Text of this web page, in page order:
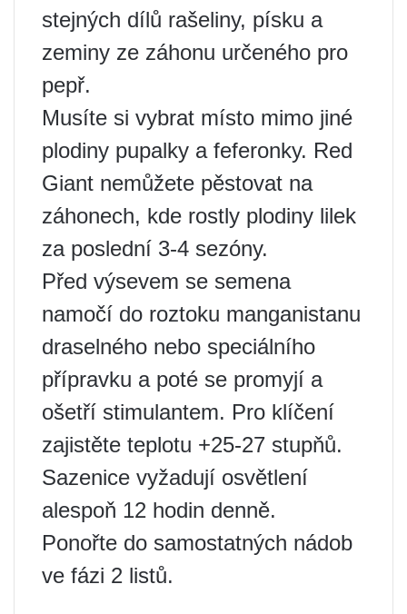
stejných dílů rašeliny, písku a
zeminy ze záhonu určeného pro
pepř.
Musíte si vybrat místo mimo jiné
plodiny pupalky a feferonky. Red
Giant nemůžete pěstovat na
záhonech, kde rostly plodiny lilek
za poslední 3-4 sezóny.
Před výsevem se semena
namočí do roztoku manganistanu
draselného nebo speciálního
přípravku a poté se promyjí a
ošetří stimulantem. Pro klíčení
zajistěte teplotu +25-27 stupňů.
Sazenice vyžadují osvětlení
alespoň 12 hodin denně.
Ponořte do samostatných nádob
ve fázi 2 listů.